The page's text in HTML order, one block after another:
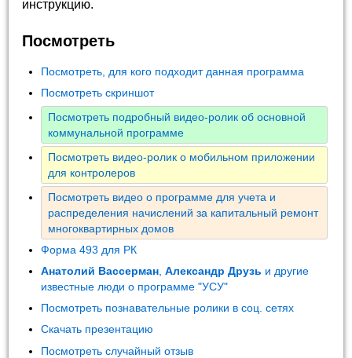
инструкцию.
Посмотреть
Посмотреть, для кого подходит данная программа
Посмотреть скриншот
Посмотреть подробный видео-ролик об основной
коммунальной программе
Посмотреть видео-ролик о мобильном приложении
для контролеров
Посмотреть видео о программе для учета и
распределения начислений за капитальный ремонт
многоквартирных домов
Форма 493 для РК
Анатолий Вассерман ,Александр Друзь и другие
известные люди о программе "УСУ"
Посмотреть познавательные ролики в соц. сетях
Скачать презентацию
Посмотреть случайный отзыв